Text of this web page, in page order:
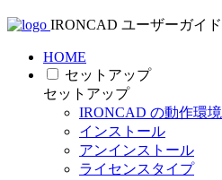
IRONCAD ユーザーガイド
HOME
セットアップ
セットアップ
IRONCAD の動作環境
インストール
アンインストール
ライセンスタイプ